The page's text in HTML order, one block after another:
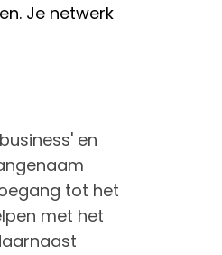
Je netwerk
en
tot het
met het